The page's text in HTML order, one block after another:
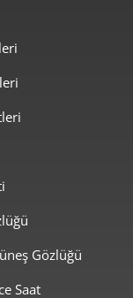
Gözlüğü
Saat